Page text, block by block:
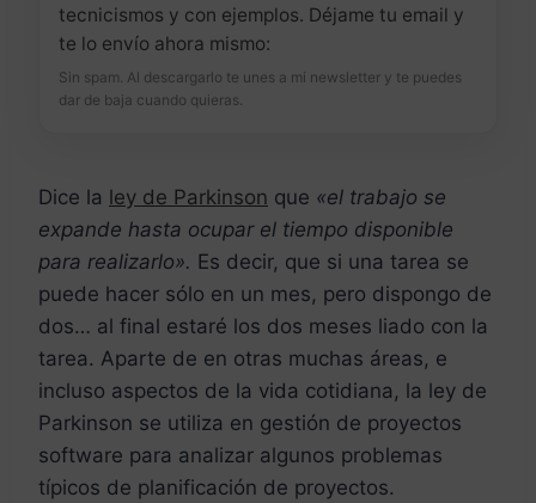
tecnicismos y con ejemplos. Déjame tu email y
te lo envío ahora mismo:
Sin spam. Al descargarlo te unes a mi newsletter y te puedes
dar de baja cuando quieras.
Dice la ley de Parkinson que «el trabajo se
expande hasta ocupar el tiempo disponible
para realizarlo». Es decir, que si una tarea se
puede hacer sólo en un mes, pero dispongo de
dos… al final estaré los dos meses liado con la
tarea. Aparte de en otras muchas áreas, e
incluso aspectos de la vida cotidiana, la ley de
Parkinson se utiliza en gestión de proyectos
software para analizar algunos problemas
típicos de planificación de proyectos.